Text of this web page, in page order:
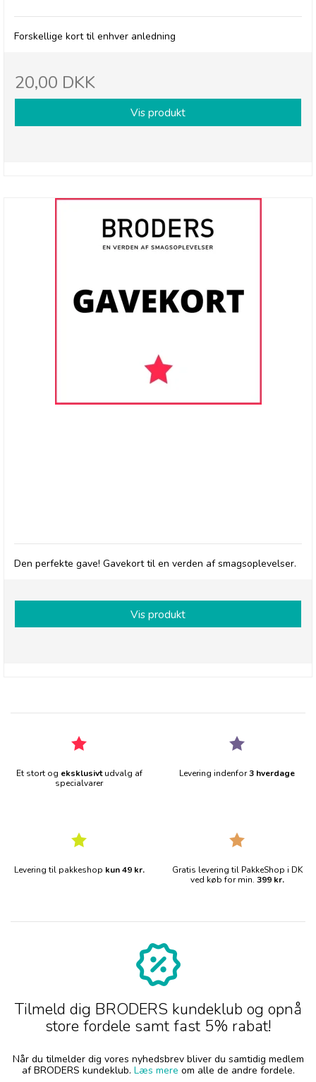
Forskellige kort til enhver anledning
20,00 DKK
Vis produkt
Den perfekte gave! Gavekort til en verden af smagsoplevelser.
Vis produkt
Et stort og eksklusivtudvalg af
specialvarer
Levering indenfor3 hverdage
Levering til pakkeshop kun 49 kr.
Gratis levering til PakkeShop i DK
ved køb for min. 399 kr.
Tilmeld dig BRODERS kundeklub og opnå
store fordele samt fast 5% rabat!
Når du tilmelder dig vores nyhedsbrev bliver du samtidig medlem
af BRODERS kundeklub. Læs mere om alle de andre fordele.